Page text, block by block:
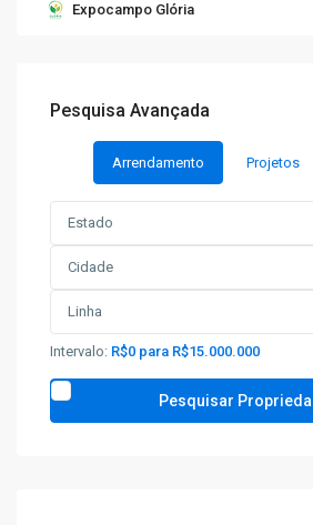
Expocampo Glória
Pesquisa Avançada
Arrendamento Projetos
Estado
Cidade
Intervalo: R$0 para R$15.000.000